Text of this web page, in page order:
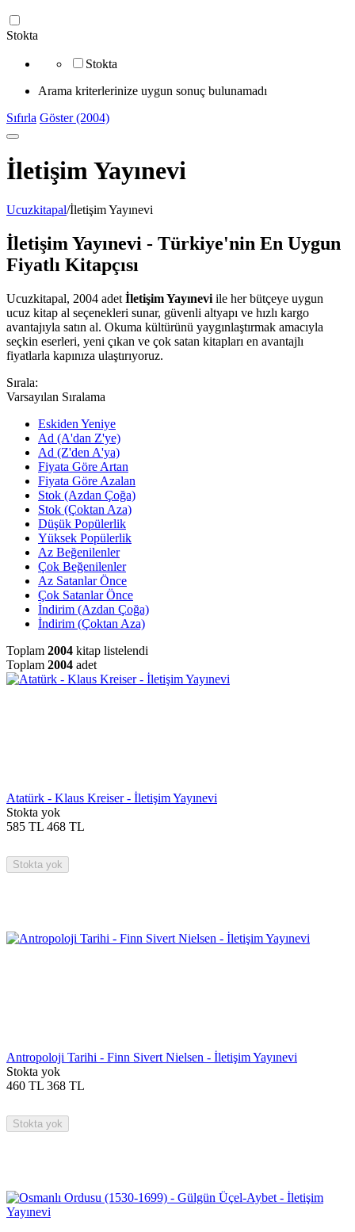
Stokta
Stokta
Arama kriterlerinize uygun sonuç bulunamadı
Sıfırla Göster (2004)
İletişim Yayınevi
Ucuzkitapal/İletişim Yayınevi
İletişim Yayınevi - Türkiye'nin En Uygun
Fiyatlı Kitapçısı
Ucuzkitapal, 2004 adet İletişim Yayınevi ile her bütçeye uygun
ucuz kitap al seçenekleri sunar, güvenli altyapı ve hızlı kargo
avantajıyla satın al. Okuma kültürünü yaygınlaştırmak amacıyla
seçkin eserleri, yeni çıkan ve çok satan kitapları en avantajlı
fiyatlarla kapınıza ulaştırıyoruz.
Sırala:
Varsayılan Sıralama
Eskiden Yeniye
Ad (A'dan Z'ye)
Ad (Z'den A'ya)
Fiyata Göre Artan
Fiyata Göre Azalan
Stok (Azdan Çoğa)
Stok (Çoktan Aza)
Düşük Popülerlik
Yüksek Popülerlik
Az Beğenilenler
Çok Beğenilenler
Az Satanlar Önce
Çok Satanlar Önce
İndirim (Azdan Çoğa)
İndirim (Çoktan Aza)
Toplam 2004 kitap listelendi
Toplam 2004 adet
Atatürk - Klaus Kreiser - İletişim Yayınevi
Stokta yok
585 TL 468 TL
Stokta yok
Antropoloji Tarihi - Finn Sivert Nielsen - İletişim Yayınevi
Stokta yok
460 TL 368 TL
Stokta yok